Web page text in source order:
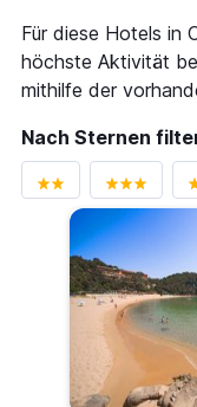
Für diese Hotels in
höchste Aktivität
mithilfe der
Nach Sternen